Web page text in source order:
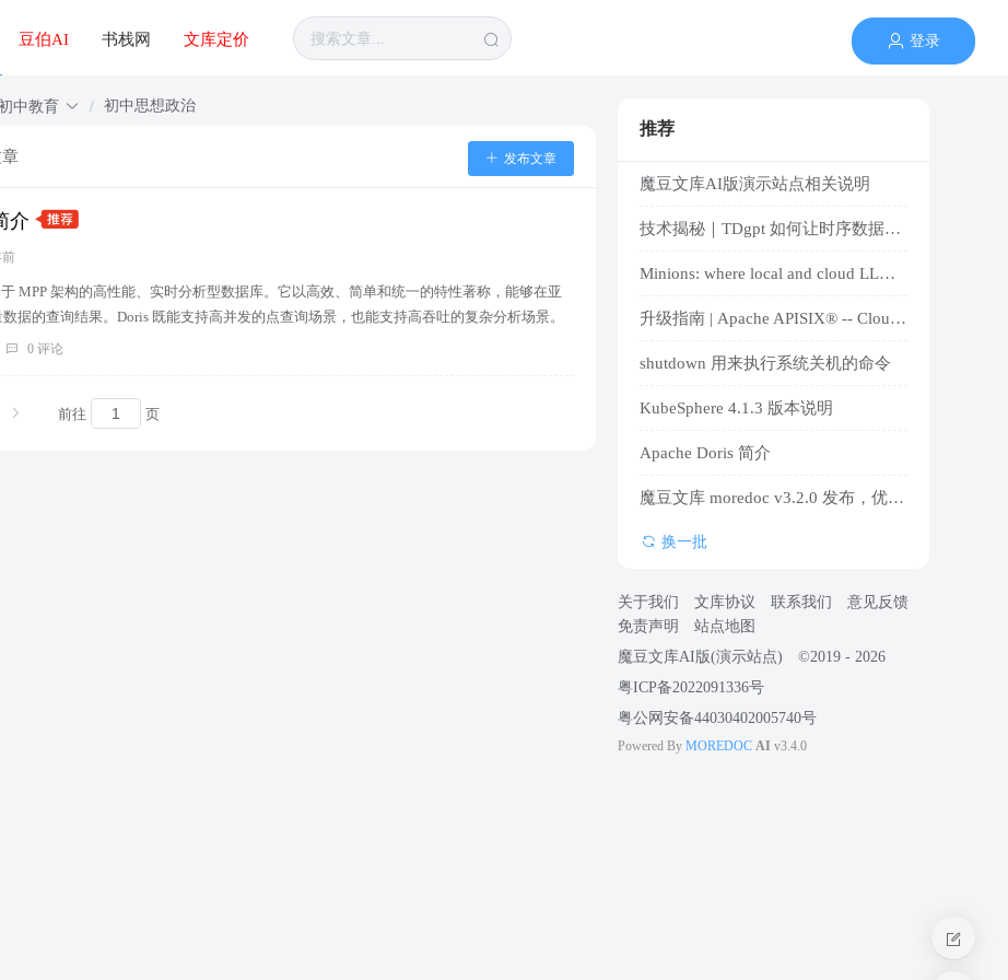
豆伯AI 书栈网 文库定价 登录
中教育 / 初中思想政治
发布文章
介
前
MPP 架构的高性能、实时分析型数据库。它以高效、简单和统一的特性著称，能够在亚
据的查询结果。Doris 既能支持高并发的点查询场景，也能支持高吞吐的复杂分析场景。
0 评论
前往 页
推荐
魔豆文库AI版演示站点相关说明
技术揭秘｜TDgpt 如何让时序数据库原生支持 AI？
Minions: where local and cloud LLMs meet
升级指南 | Apache APISIX® -- Cloud-Native API Gateway and AI Gateway
shutdown 用来执行系统关机的命令
KubeSphere 4.1.3 版本说明
Apache Doris 简介
魔豆文库 moredoc v3.2.0 发布，优化全文搜索，提升用户体验，并提供docker部署方案
换一批
关于我们 文库协议 联系我们
意见反馈
免责声明
站点地图
魔豆文库AI版(演示站点)
©2019 - 2026
粤ICP备2022091336号
粤公网安备44030402005740号
Powered By MOREDOC AI v3.4.0